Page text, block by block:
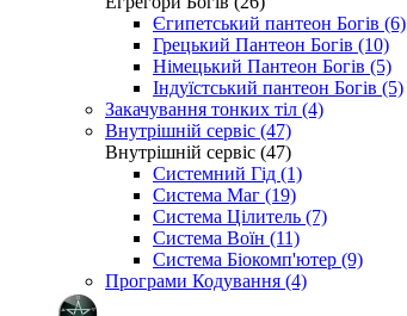
Єгипетський пантеон Богів (6)
Грецький Пантеон Богів (10)
Німецький Пантеон Богів (5)
Індуїстський пантеон Богів (5)
Закачування тонких тіл (4)
Внутрішній сервіс (47)
Внутрішній сервіс (47)
Системний Гід (1)
Система Маг (19)
Система Цілитель (7)
Система Воїн (11)
Система Біокомп'ютер (9)
Програми Кодування (4)